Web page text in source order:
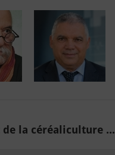
la céréaliculture ...